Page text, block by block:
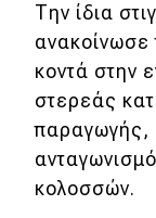
Την ίδια
ανακοίνωσε
κοντά στην
στερεάς
παραγωγής,
κολοσσών.